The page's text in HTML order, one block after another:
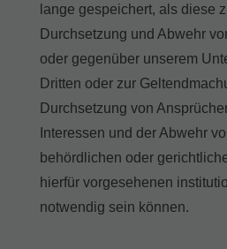
lange gespeichert, als diese
Durchsetzung und Abwehr
oder gegenüber unserem
Dritten oder zur
Durchsetzung von
Interessen und der Abwehr
behördlichen oder
hierfür vorgesehenen
notwendig sein können.